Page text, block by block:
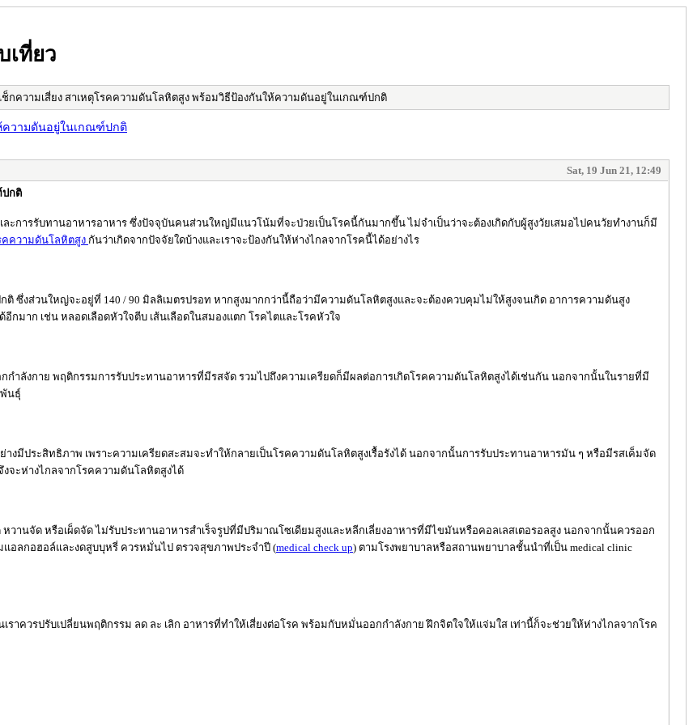
เที่ยว
ช็กความเสี่ยง สาเหตุโรคความดันโลหิตสูง พร้อมวิธีป้องกันให้ความดันอยู่ในเกณฑ์ปกติ
ความดันอยู่ในเกณฑ์ปกติ
Sat, 19 Jun 21, 12:49
ปกติ
การรับทานอาหารอาหาร ซึ่งปัจจุบันคนส่วนใหญ่มีแนวโน้มที่จะป่วยเป็นโรคนี้กันมากขึ้น ไม่จำเป็นว่าจะต้องเกิดกับผู้สูงวัยเสมอไปคนวัยทำงานก็มี
คความดันโลหิตสูง กันว่าเกิดจากปัจจัยใดบ้างและเราจะป้องกันให้ห่างไกลจากโรคนี้ได้อย่างไร
ติ ซึ่งส่วนใหญ่จะอยู่ที่ 140 / 90 มิลลิเมตรปรอท หากสูงมากกว่านี้ถือว่ามีความดันโลหิตสูงและจะต้องควบคุมไม่ให้สูงจนเกิด อาการความดันสูง
มาก เช่น หลอดเลือดหัวใจตีบ เส้นเลือดในสมองแตก โรคไตและโรคหัวใจ
ำลังกาย พฤติกรรมการรับประทานอาหารที่มีรสจัด รวมไปถึงความเครียดก็มีผลต่อการเกิดโรคความดันโลหิตสูงได้เช่นกัน นอกจากนั้นในรายที่มี
นธุ์
งมีประสิทธิภาพ เพราะความเครียดสะสมจะทำให้กลายเป็นโรคความดันโลหิตสูงเรื้อรังได้ นอกจากนั้นการรับประทานอาหารมัน ๆ หรือมีรสเค็มจัด
งจะห่างไกลจากโรคความดันโลหิตสูงได้
วานจัด หรือเผ็ดจัด ไม่รับประทานอาหารสำเร็จรูปที่มีปริมาณโซเดียมสูงและหลีกเลี่ยงอาหารที่มีไขมันหรือคอลเลสเตอรอลสูง นอกจากนั้นควรออก
อลกอฮอล์และงดสูบบุหรี่ ควรหมั่นไป ตรวจสุขภาพประจำปี (medical check up) ตามโรงพยาบาลหรือสถานพยาบาลชั้นนำที่เป็น medical clinic
ควรปรับเปลี่ยนพฤติกรรม ลด ละ เลิก อาหารที่ทำให้เสี่ยงต่อโรค พร้อมกับหมั่นออกกำลังกาย ฝึกจิตใจให้แจ่มใส เท่านี้ก็จะช่วยให้ห่างไกลจากโรค